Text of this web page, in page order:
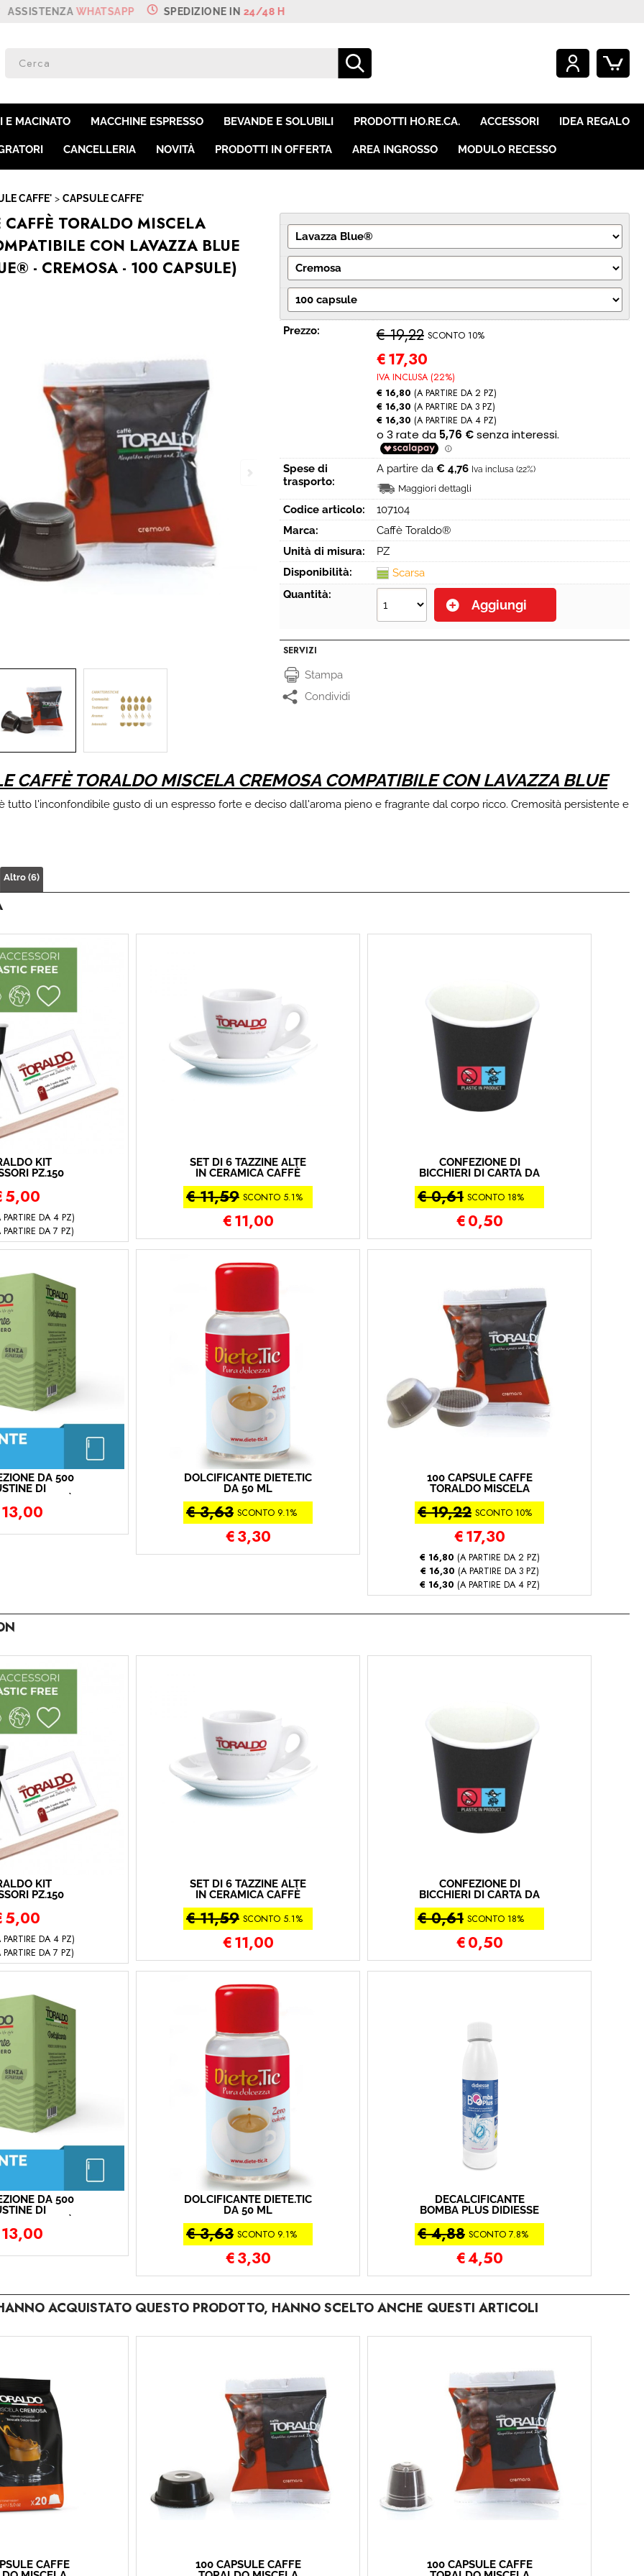
WHATSAPP SPEDIZIONE IN24/48 H
Per completare l'ordine inserisci
poi clicca sul pulsante "Accedi"
E-mail:
Password:
Hai perso la password?
Se non sei ancora registrato sul
"Registrati"
E MACINATO MACCHINE ESPRESSO BEVANDE E SOLUBILI PRODOTTI HO.RE.CA. ACCESSORI IDEA REGALO
CANCELLERIA NOVITÀ PRODOTTI IN OFFERTA AREA INGROSSO MODULO RECESSO
CAFFE' CAPSULE CAFFE'
CAFFÈ TORALDO MISCELA
CON LAVAZZA BLUE
- CREMOSA - 100 CAPSULE)
Prezzo: € 19,22 SCONTO 10%
€17,30
IVA INCLUSA (22%)
€ 16,80 (A PARTIRE DA 2 PZ)
€ 16,30 (A PARTIRE DA 3 PZ)
€ 16,30 (A PARTIRE DA 4 PZ)
Spese di
trasporto:
A partire da € 4,76 Iva inclusa (22%)
Maggiori dettagli
Codice articolo:
107104
Marca:
Caffè Toraldo®
Unità di misura:
PZ
Disponibilità:
Scarsa
Quantità:
SERVIZI
Stampa
Condividi
CAFFÈ TORALDO MISCELA CREMOSA COMPATIBILE CON LAVAZZA BLUE
tutto l'inconfondibile gusto di un espresso forte e deciso dall'aroma pieno e fragrante dal corpo ricco. Cremosità persistente e
Altro (6)
KIT
PZ.150
5,00
PARTIRE DA 4 PZ)
PARTIRE DA 7 PZ)
SET DI 6 TAZZINE ALTE
IN CERAMICA CAFFÈ
TORALDO
€ 11,59 SCONTO 5.1%
€11,00
CONFEZIONE DI
BICCHIERI DI CARTA DA
CAFFE' 60 ML PZ 50
(2X25PZ) PURONERO
€ 0,61 SCONTO 18%
€0,50
DA 500
DI
13,00
DOLCIFICANTE DIETE.TIC
DA 50 ML
€ 3,63 SCONTO 9.1%
€3,30
100 CAPSULE CAFFÈ
TORALDO MISCELA
CREMOSA COMPATIBILE
CON BIALETTI (Bialetti®
- Miscela Cremosa - 100
capsule)
€ 19,22 SCONTO 10%
€17,30
€ 16,80 (A PARTIRE DA 2 PZ)
€ 16,30 (A PARTIRE DA 3 PZ)
€ 16,30 (A PARTIRE DA 4 PZ)
KIT
PZ.150
5,00
PARTIRE DA 4 PZ)
PARTIRE DA 7 PZ)
SET DI 6 TAZZINE ALTE
IN CERAMICA CAFFÈ
TORALDO
€ 11,59 SCONTO 5.1%
€11,00
CONFEZIONE DI
BICCHIERI DI CARTA DA
CAFFE' 60 ML PZ 50
(2X25PZ) PURONERO
€ 0,61 SCONTO 18%
€0,50
DA 500
DI
13,00
DOLCIFICANTE DIETE.TIC
DA 50 ML
€ 3,63 SCONTO 9.1%
€3,30
DECALCIFICANTE
BOMBA PLUS DIDIESSE
DA 250 ML
€ 4,88 SCONTO 7.8%
€4,50
ACQUISTATO QUESTO PRODOTTO, HANNO SCELTO ANCHE QUESTI ARTICOLI
CAFFÈ
100 CAPSULE CAFFÈ
100 CAPSULE CAFFÈ